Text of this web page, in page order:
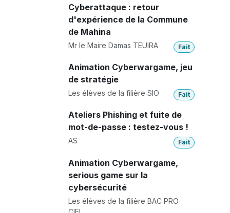
Cyberattaque : retour
d'expérience de la Commune
de Mahina
Mr le Maire Damas TEUIRA Fait
Animation Cyberwargame, jeu
de stratégie
Les élèves de la filière SIO Fait
Ateliers Phishing et fuite de
mot-de-passe : testez-vous !
AS Fait
Animation Cyberwargame,
serious game sur la
cybersécurité
Les élèves de la filière BAC PRO